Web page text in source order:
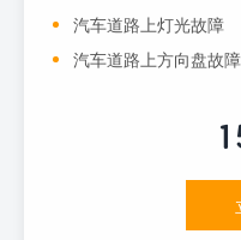
汽车道路上灯光故障
汽车道路上方向盘故障